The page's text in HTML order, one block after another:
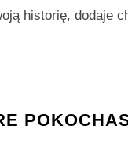
historię, dodaje